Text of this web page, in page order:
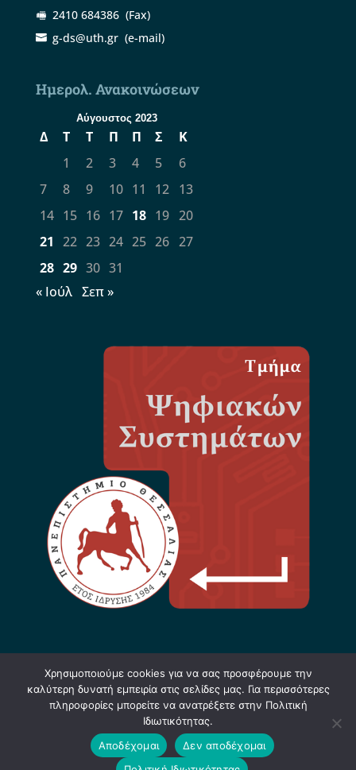
2410 684386(Fax)
g-ds@uth.gr(e-mail)
Ημερολ. Ανακοινώσεων
Αύγουστος 2023
Δ Τ Τ Π Π Σ
Κ
1
2 3 4 5
6
7
8 9 10 11 12
13
14 15 16 17 18 19 20
21 22 23 24 25 26 27
28 29 30 31
« Ιούλ Σεπ »
Σχεδίαση & Υλοποίηση: Φ. Κόκκορας - 2021-
Software+Hardware=Innovation
Χρησιμοποιούμε cookies για να σας προσφέρουμε την
καλύτερη δυνατή εμπειρία στις σελίδες μας. Για περισσότερες
πληροφορίες μπορείτε να ανατρέξετε στην Πολιτική
Ιδιωτικότητας.
Αποδέχομαι
Δεν αποδέχομαι